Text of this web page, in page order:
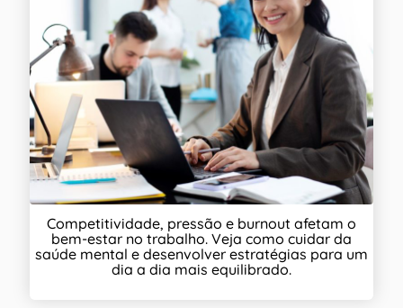
Competitividade, pressão e burnout afetam o
bem-estar no trabalho. Veja como cuidar da
saúde mental e desenvolver estratégias para um
dia a dia mais equilibrado.